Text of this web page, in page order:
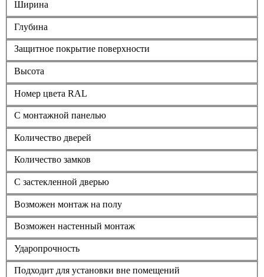
Ширина
Глубина
Защитное покрытие поверхности
Высота
Номер цвета RAL
С монтажной панелью
Количество дверей
Количество замков
С застекленной дверью
Возможен монтаж на полу
Возможен настенный монтаж
Ударопрочность
Подходит для установки вне помещений